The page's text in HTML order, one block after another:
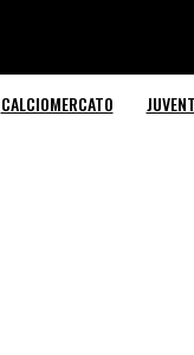
CALCIOMERCATO